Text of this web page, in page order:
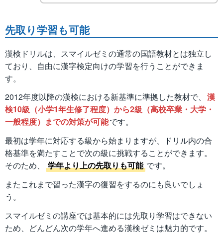
先取り学習も可能
漢検ドリルは、スマイルゼミの通常の国語教材とは独立し
ており、自由に漢字検定向けの学習を行うことができま
す。
2012年度以降の漢検における新基準に準拠した教材で、 漢
検10級（小学1年生修了程度）から2級（高校卒業・大学・
一般程度）までの対策が可能です。
最初は学年に対応する級から始まりますが、ドリル内の合
格基準を満たすことで次の級に挑戦することができます。
そのため、
学年より上の先取りも可能 です。
またこれまで習った漢字の復習をするのにも良いでしょ
う。
スマイルゼミの講座では基本的には先取り学習はできない
ため、どんどん次の学年へ進める漢検ゼミは魅力的です。